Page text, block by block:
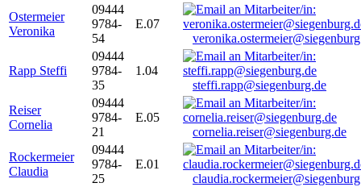
Ostermeier
Veronika
09444
9784-
54
E.07
Rapp Steffi
09444
9784-
35
1.04
steffi.rapp@siegenburg.de
Reiser
Cornelia
09444
9784-
21
E.05
cornelia.reiser@siegenburg.de
Rockermeier
Claudia
09444
9784-
25
E.01